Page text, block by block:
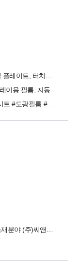
#렌즈 시트 #프리즘 시트 #도광필름 #조명용 플레이트 #터치스크린용 메탈메시 솔루션 #자동차 및 건물용 윈도우필름 #적외선차단필름 #무변식필름 #안전방범필름